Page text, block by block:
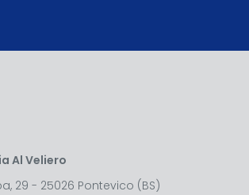
Al Veliero
29 - 25026 Pontevico (BS)